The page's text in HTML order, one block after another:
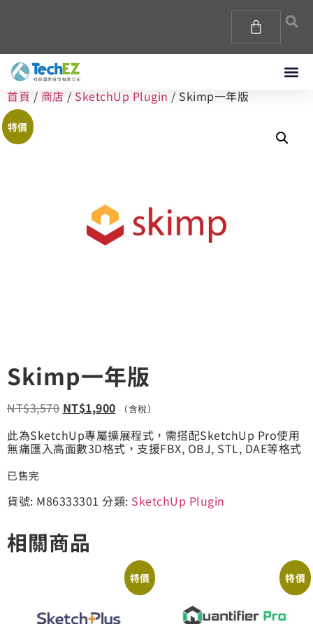
首頁 / 商店 / SketchUp Plugin / Skimp一年版
特價
Skimp一年版
NT$3,570 NT$1,900 （含稅）
此為SketchUp專屬擴展程式，需搭配SketchUp Pro使用
無痛匯入高面數3D格式，支援FBX, OBJ, STL, DAE等格式
已售完
貨號: M86333301 分類: SketchUp Plugin
相關商品
特價 特價